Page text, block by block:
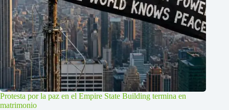
Protesta por la paz en el Empire State Building termina en
matrimonio